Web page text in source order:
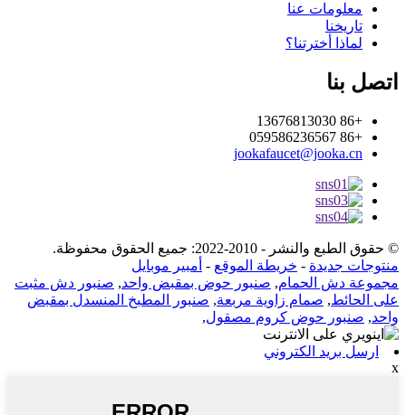
معلومات عنا
تاريخنا
لماذا أخترتنا؟
اتصل بنا
+86 13676813030
+86 059586236567
jookafaucet@jooka.cn
© حقوق الطبع والنشر - 2010-2022: جميع الحقوق محفوظة.
منتوجات جديدة - خريطة الموقع - أمبير موبايل
مجموعة دش الحمام, صنبور حوض بمقبض واحد, صنبور دش مثبت
على الحائط, صمام زاوية مربعة, صنبور المطبخ المنسدل بمقبض
واحد, صنبور حوض كروم مصقول,
ارسل بريد الكتروني
x